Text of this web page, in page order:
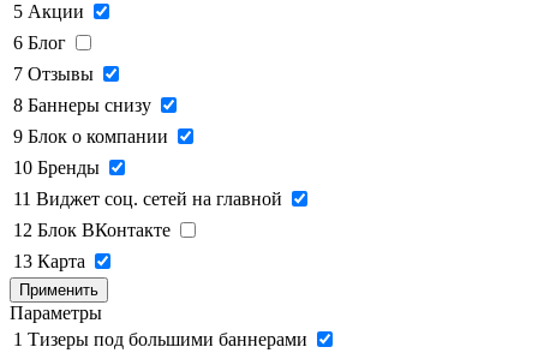
5 Акции
6 Блог
7 Отзывы
8 Баннеры снизу
9 Блок о компании
10 Бренды
11 Виджет соц. сетей на главной
12 Блок ВКонтакте
13 Карта
Применить
Параметры
1 Тизеры под большими баннерами